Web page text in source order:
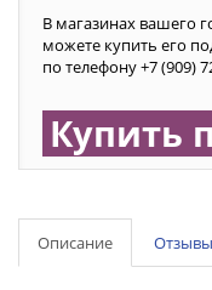
В магазинах вашего
можете купить его
по телефону +7 (909)
Купить
Описание